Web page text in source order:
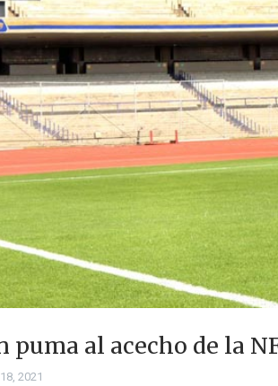
puma al acecho de la
2021